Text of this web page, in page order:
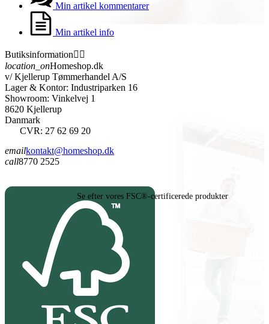
Min artikel kommentarer
Min artikel info
Butiksinformation 
location_onHomeshop.dk
v/ Kjellerup Tømmerhandel A/S
Lager & Kontor: Industriparken 16
Showroom: Vinkelvej 1
8620 Kjellerup
Danmark
CVR: 27 62 69 20
emailkontakt@homeshop.dk
call8770 2525
Se efter vores FSC®-certificerede produkter